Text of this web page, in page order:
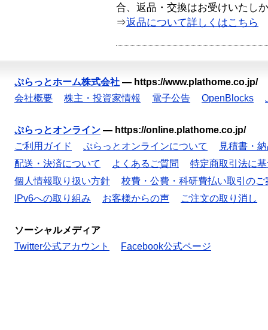
合、返品・交換はお受けいたし
⇒返品について詳しくはこちら
ぷらっとホーム株式会社 — https://www.plathome.co.jp/
会社概要
株主・投資家情報 電子公告 OpenBlocks
ぷらっとオンライン — https://online.plathome.co.jp/
ご利用ガイド
ぷらっとオンラインについて
見積書・
配送・決済について
よくあるご質問
特定商取引法に
個人情報取り扱い方針
校費・公費・科研費払い取引のご
IPv6への取り組み
お客様からの声 ご注文の取り消し
ソーシャルメディア
Twitter公式アカウント
Facebook公式ページ